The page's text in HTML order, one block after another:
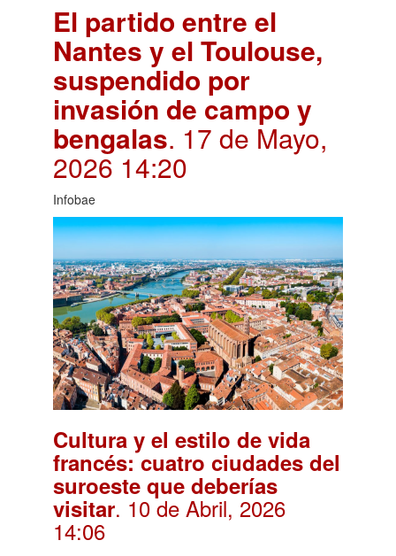
El partido entre el
Nantes y el Toulouse,
suspendido por
invasión de campo y
bengalas. 17 de Mayo,
2026 14:20
Infobae
Cultura y el estilo de vida
francés: cuatro ciudades del
suroeste que deberías
visitar. 10 de Abril, 2026
14:06